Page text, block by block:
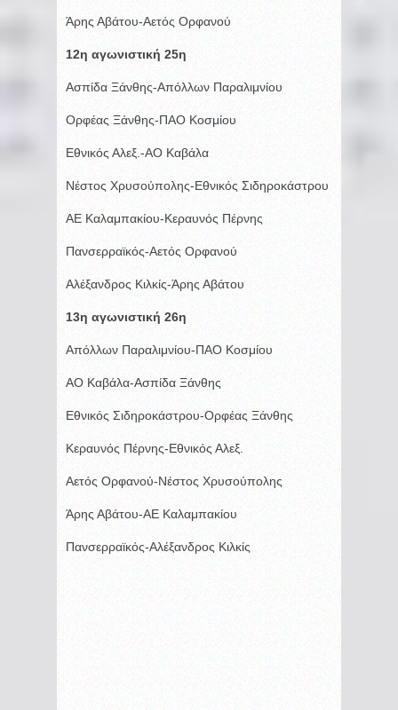
Άρης Αβάτου-Αετός Ορφανού
12η αγωνιστική 25η
Ασπίδα Ξάνθης-Απόλλων Παραλιμνίου
Ορφέας Ξάνθης-ΠΑΟ Κοσμίου
Εθνικός Αλεξ.-ΑΟ Καβάλα
Νέστος Χρυσούπολης-Εθνικός Σιδηροκάστρου
ΑΕ Καλαμπακίου-Κεραυνός Πέρνης
Πανσερραϊκός-Αετός Ορφανού
Αλέξανδρος Κιλκίς-Άρης Αβάτου
13η αγωνιστική 26η
Απόλλων Παραλιμνίου-ΠΑΟ Κοσμίου
ΑΟ Καβάλα-Ασπίδα Ξάνθης
Εθνικός Σιδηροκάστρου-Ορφέας Ξάνθης
Κεραυνός Πέρνης-Εθνικός Αλεξ.
Αετός Ορφανού-Νέστος Χρυσούπολης
Άρης Αβάτου-ΑΕ Καλαμπακίου
Πανσερραϊκός-Αλέξανδρος Κιλκίς